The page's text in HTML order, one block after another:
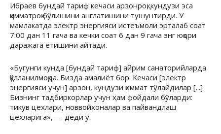
Ибраев бундай тариф кечаси арзонроқ, кундузи эса
қимматроқ бўлишини англатишини тушунтирди. У
мамлакатда электр энергияси истеъмоли эрталаб соат
7:00 дан 11 гача ва кечки соат 6 дан 9 гача энг юқори
даражага етишини айтади.
«Бугунги кунда [бундай тариф] айрим санаторийларда
қўлланилмоқда. Бизда амалиёт бор. Кечаси [электр
энергияси учун] арзон, кундузи қиммат тўлайдилар [...]
Бизнинг тадбиркорлар учун ҳам фойдали бўларди:
тикув цехлари, новвойхоналар ва пайвандлаш
цехларига», — деди у.